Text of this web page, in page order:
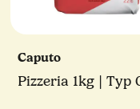
Caputo
Pizzeria 1kg | Typ